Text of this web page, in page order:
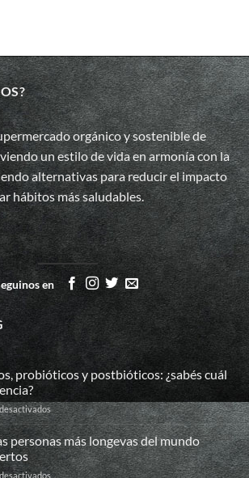
orgánico y sostenible de
un estilo de vida en armonía con la
alternativas para reducir el impacto
hábitos más saludables.
en
probióticos y postbióticos: ¿sabés cuál
en
Prebióticos,
probióticos
y
postbióticos:
personas más longevas del mundo
en